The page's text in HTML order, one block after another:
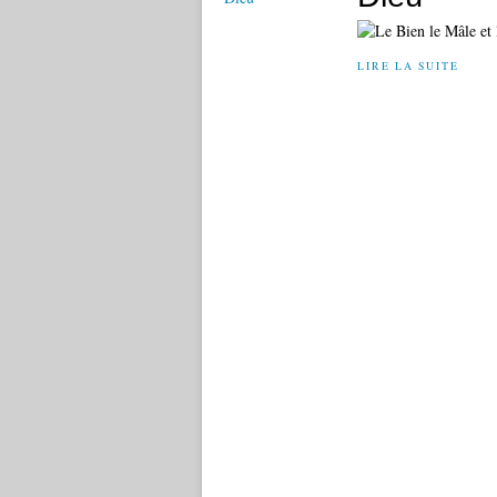
LIRE LA SUITE